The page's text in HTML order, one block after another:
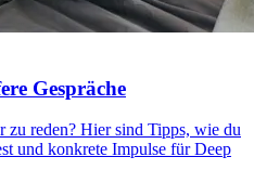
Gespräche
zu reden? Hier sind Tipps, wie du
und konkrete Impulse für Deep